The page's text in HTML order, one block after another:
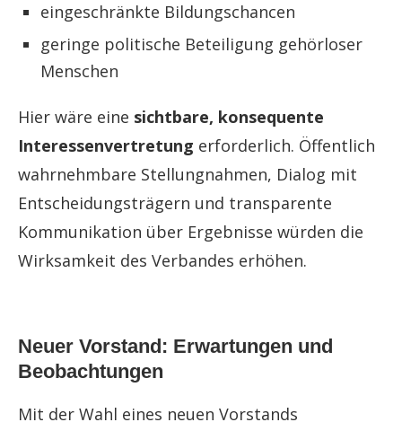
eingeschränkte Bildungschancen
geringe politische Beteiligung gehörloser
Menschen
Hier wäre eine sichtbare, konsequente
Interessenvertretung erforderlich. Öffentlich
wahrnehmbare Stellungnahmen, Dialog mit
Entscheidungsträgern und transparente
Kommunikation über Ergebnisse würden die
Wirksamkeit des Verbandes erhöhen.
Neuer Vorstand: Erwartungen und
Beobachtungen
Mit der Wahl eines neuen Vorstands